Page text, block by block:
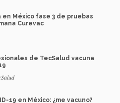
en México fase 3 de pruebas
Curevac
de TecSalud vacuna
19 en México: ¿me vacuno?